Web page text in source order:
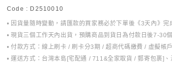
Code : D2510010
• 因貨量隨時變動，請匯款的買家務必於下單後《3天內》
• 現貨三個工作天內出貨，預購商品到貨日為付款日後7-30
• 付款方式：線上刷卡 / 刷卡分3期 / 超商代碼繳費 / 虛擬帳
• 運送方式：台灣本島[宅配通 / 711&全家取貨 / 郵寄包裹]